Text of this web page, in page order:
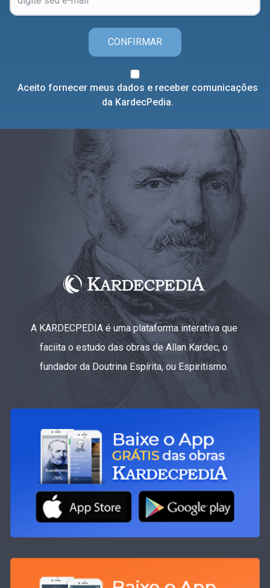
CONFIRMAR
Aceito fornecer meus dados e receber comunicações
da KardecPedia.
A KARDECPEDIA é uma plataforma interativa que
faciita o estudo das obras de Allan Kardec, o
fundador da Doutrina Espírita, ou Espiritismo.